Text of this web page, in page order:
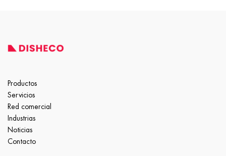
Productos
Servicios
Red comercial
Industrias
Noticias
Contacto